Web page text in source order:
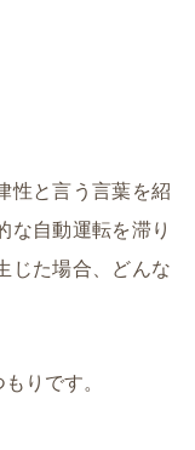
性と言う言葉を紹
な自動運転を滞り
じた場合、どんな
りです。